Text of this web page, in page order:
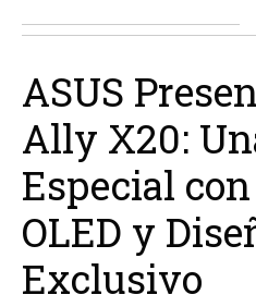
ASUS
Ally X20:
Especial
OLED y
Exclusivo